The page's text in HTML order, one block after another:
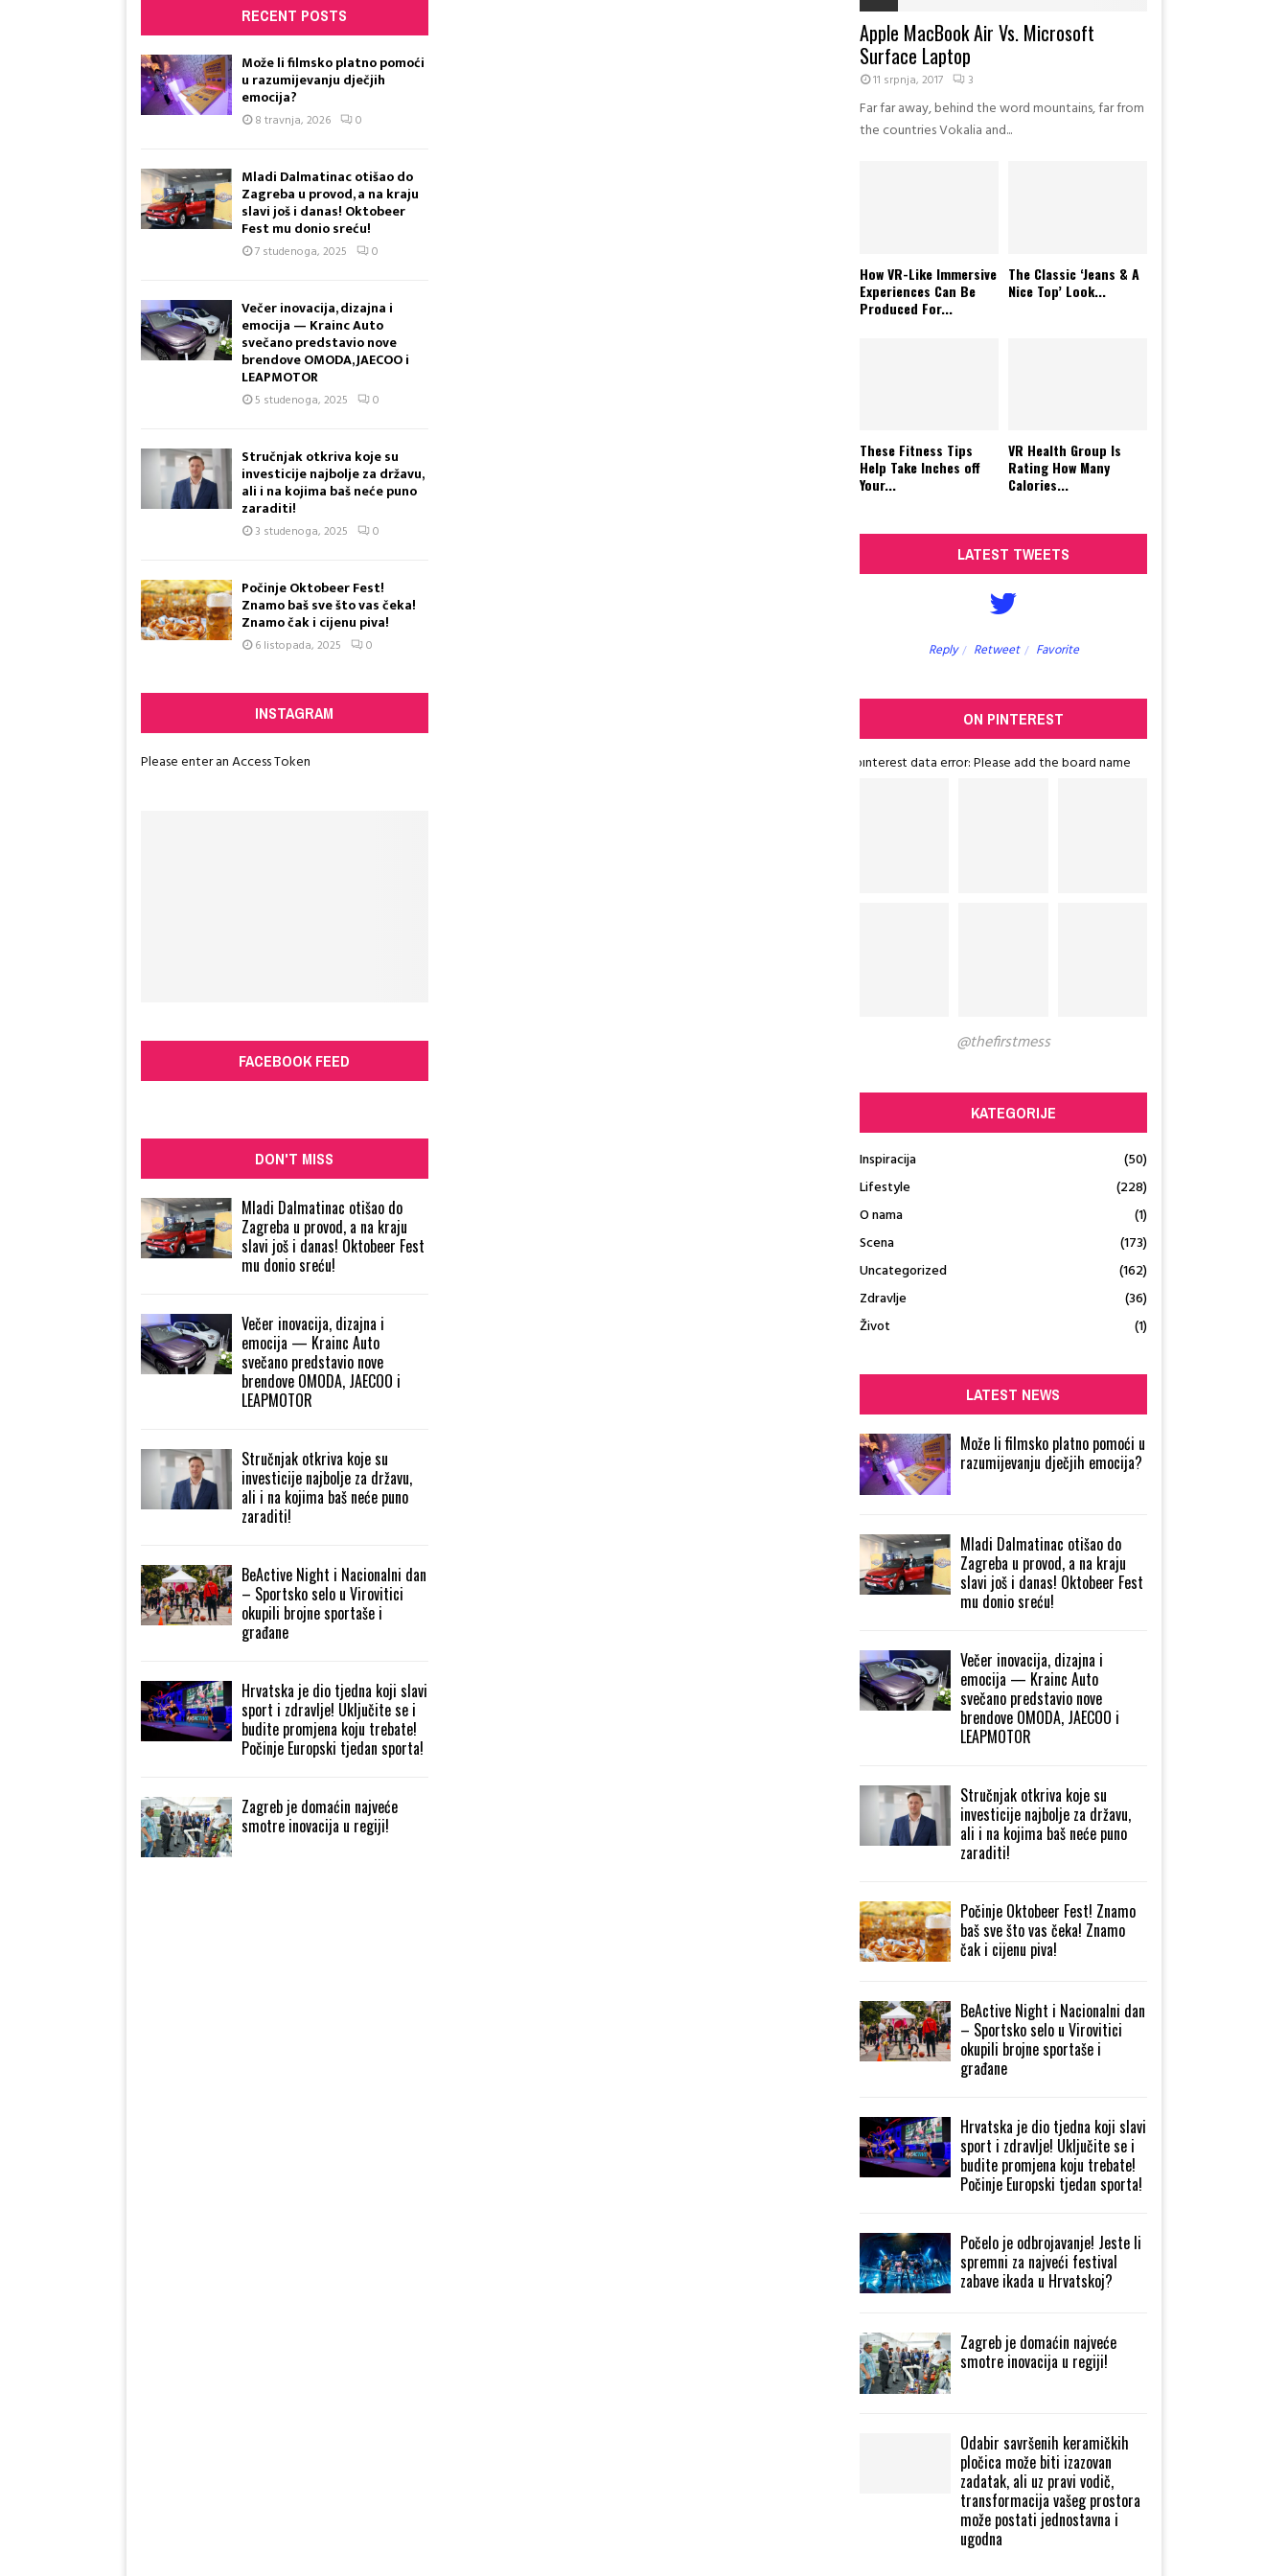
RECENT POSTS
Može li filmsko platno pomoći
u razumijevanju dječjih
emocija?
8 travnja, 2026 0
Mladi Dalmatinac otišao do
Zagreba u provod, a na kraju
slavi još i danas! Oktobeer
Fest mu donio sreću!
7 studenoga, 2025 0
Večer inovacija, dizajna i
emocija — Krainc Auto
svečano predstavio nove
brendove OMODA, JAECOO i
LEAPMOTOR
5 studenoga, 2025 0
Stručnjak otkriva koje su
investicije najbolje za državu,
ali i na kojima baš neće puno
zaraditi!
3 studenoga, 2025 0
Počinje Oktobeer Fest!
Znamo baš sve što vas čeka!
Znamo čak i cijenu piva!
6 listopada, 2025 0
INSTAGRAM
Please enter an Access Token
FACEBOOK FEED
DON'T MISS
Mladi Dalmatinac otišao do
Zagreba u provod, a na kraju
slavi još i danas! Oktobeer Fest
mu donio sreću!
Večer inovacija, dizajna i
emocija — Krainc Auto
svečano predstavio nove
brendove OMODA, JAECOO i
LEAPMOTOR
Stručnjak otkriva koje su
investicije najbolje za državu,
ali i na kojima baš neće puno
zaraditi!
BeActive Night i Nacionalni dan
– Sportsko selo u Virovitici
okupili brojne sportaše i
građane
Hrvatska je dio tjedna koji slavi
sport i zdravlje! Uključite se i
budite promjena koju trebate!
Počinje Europski tjedan sporta!
Zagreb je domaćin najveće
smotre inovacija u regiji!
Apple MacBook Air Vs. Microsoft
Surface Laptop
11 srpnja, 2017 3
Far far away, behind the word mountains, far from
the countries Vokalia and...
How VR-Like Immersive
Experiences Can Be
Produced For...
The Classic ‘Jeans & A
Nice Top’ Look...
These Fitness Tips
Help Take Inches off
Your...
VR Health Group Is
Rating How Many
Calories...
LATEST TWEETS
Reply Reply Retweet Favorite
ON PINTEREST
pinterest data error: Please add the board name
@thefirstmess
KATEGORIJE
Inspiracija
(50)
Lifestyle
(228)
O nama
(1)
Scena
(173)
Uncategorized
(162)
Zdravlje
(36)
Život
(1)
LATEST NEWS
Može li filmsko platno pomoći u
razumijevanju dječjih emocija?
Mladi Dalmatinac otišao do
Zagreba u provod, a na kraju
slavi još i danas! Oktobeer Fest
mu donio sreću!
Večer inovacija, dizajna i
emocija — Krainc Auto
svečano predstavio nove
brendove OMODA, JAECOO i
LEAPMOTOR
Stručnjak otkriva koje su
investicije najbolje za državu,
ali i na kojima baš neće puno
zaraditi!
Počinje Oktobeer Fest! Znamo
baš sve što vas čeka! Znamo
čak i cijenu piva!
BeActive Night i Nacionalni dan
– Sportsko selo u Virovitici
okupili brojne sportaše i
građane
Hrvatska je dio tjedna koji slavi
sport i zdravlje! Uključite se i
budite promjena koju trebate!
Počinje Europski tjedan sporta!
Počelo je odbrojavanje! Jeste li
spremni za najveći festival
zabave ikada u Hrvatskoj?
Zagreb je domaćin najveće
smotre inovacija u regiji!
Odabir savršenih keramičkih
pločica može biti izazovan
zadatak, ali uz pravi vodič,
transformacija vašeg prostora
može postati jednostavna i
ugodna